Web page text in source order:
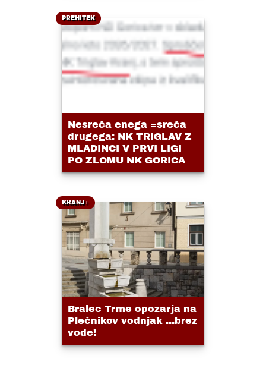
PREHITEK
Nesreča enega =sreča
drugega: NK TRIGLAV Z
MLADINCI V PRVI LIGI
PO ZLOMU NK GORICA
KRANJ+
Bralec Trme opozarja na
Plečnikov vodnjak ...brez
vode!